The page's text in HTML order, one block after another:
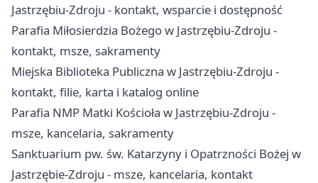
Jastrzębiu-Zdroju - kontakt, wsparcie i dostępność
Parafia Miłosierdzia Bożego w Jastrzębiu-Zdroju -
kontakt, msze, sakramenty
Miejska Biblioteka Publiczna w Jastrzębiu-Zdroju -
kontakt, filie, karta i katalog online
Parafia NMP Matki Kościoła w Jastrzębiu-Zdroju -
msze, kancelaria, sakramenty
Sanktuarium pw. św. Katarzyny i Opatrzności Bożej w
Jastrzębie-Zdroju - msze, kancelaria, kontakt